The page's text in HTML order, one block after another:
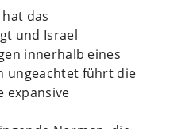
das
und Israel
innerhalb eines
ungeachtet führt die
expansive